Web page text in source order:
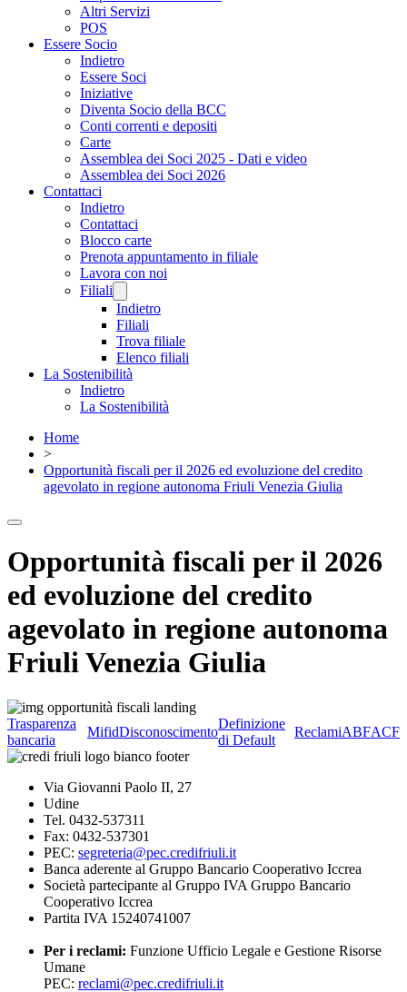
Altri Servizi
POS
Essere Socio
Indietro
Essere Soci
Iniziative
Diventa Socio della BCC
Conti correnti e depositi
Carte
Assemblea dei Soci 2025 - Dati e video
Assemblea dei Soci 2026
Contattaci
Indietro
Contattaci
Blocco carte
Prenota appuntamento in filiale
Lavora con noi
Filiali
Indietro
Filiali
Trova filiale
Elenco filiali
La Sostenibilità
Indietro
La Sostenibilità
Home
>
Opportunità fiscali per il 2026 ed evoluzione del credito
agevolato in regione autonoma Friuli Venezia Giulia
Opportunità fiscali per il 2026
ed evoluzione del credito
agevolato in regione autonoma
Friuli Venezia Giulia
Trasparenza
bancaria
MifidDisconoscimento
Definizione
di Default
ReclamiABFACF
Via Giovanni Paolo II, 27
Udine
Tel. 0432-537311
Fax: 0432-537301
PEC: segreteria@pec.credifriuli.it
Banca aderente al Gruppo Bancario Cooperativo Iccrea
Società partecipante al Gruppo IVA Gruppo Bancario
Cooperativo Iccrea
Partita IVA 15240741007
Per i reclami: Funzione Ufficio Legale e Gestione Risorse
Umane
PEC: reclami@pec.credifriuli.it